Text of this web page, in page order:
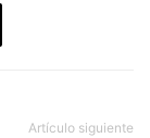
Artículo siguiente